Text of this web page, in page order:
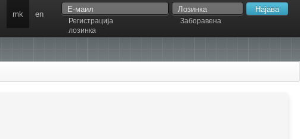
Регистрација
Заборавена
лозинка
mk en